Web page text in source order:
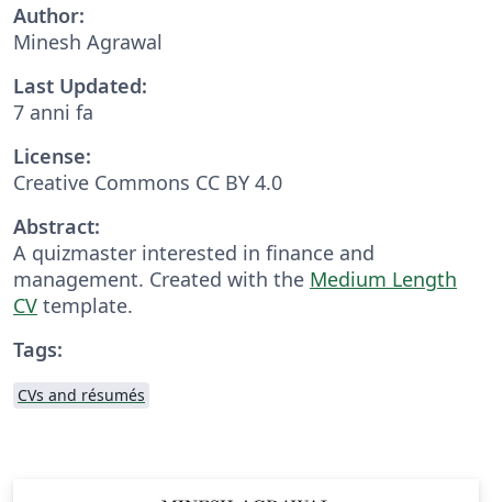
Author:
Minesh Agrawal
Last Updated:
7 anni fa
License:
Creative Commons CC BY 4.0
Abstract:
A quizmaster interested in finance and
management. Created with the Medium Length
CV template.
Tags:
CVs and résumés